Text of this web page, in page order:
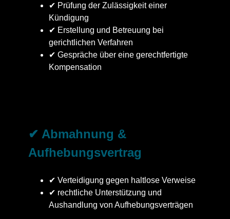
✔ Prüfung der Zulässigkeit einer
Kündigung
✔ Erstellung und Betreuung bei
gerichtlichen Verfahren
✔ Gespräche über eine gerechtfertigte
Kompensation
✔ Abmahnung &
Aufhebungsvertrag
✔ Verteidigung gegen haltlose Verweise
✔ rechtliche Unterstützung und
Aushandlung von Aufhebungsverträgen